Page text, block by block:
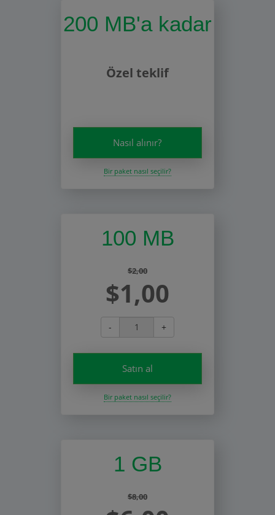
200 MB'a kadar
Özel teklif
Nasıl alınır?
Bir paket nasıl seçilir?
100 MB
$2,00
$1,00
- +
Satın al
Bir paket nasıl seçilir?
1 GB
$8,00